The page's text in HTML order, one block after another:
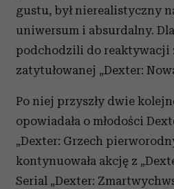
gustu, był nierealistyczny
uniwersum i absurdalny.
podchodzili do reaktywacji
zatytułowanej „Dexter:
Po niej przyszły dwie
opowiadała o młodości
„Dexter: Grzech
kontynuowała akcję z
Serial „Dexter: